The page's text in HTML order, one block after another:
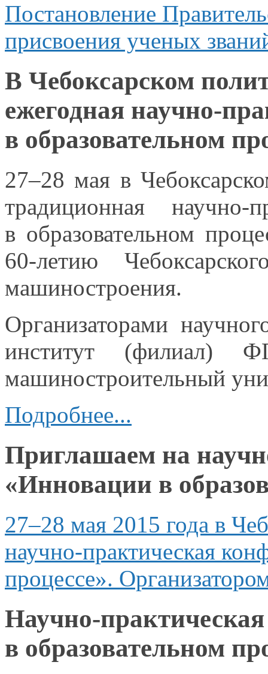
Постановление
присвоения ученых
В Чебоксарском
ежегодная научно-
в образовательном
27–28 мая в
традиционная научно-
в образовательном
60-летию
машиностроения.
Организаторами
институт (филиал)
машиностроительный
Подробнее...
Приглашаем на
«Инновации в
27–28 мая 2015 года в
научно-практическая
процессе».
Научно-
в образовательном